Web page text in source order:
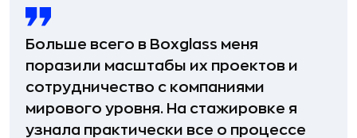
Больше всего в Boxglass меня
поразили масштабы их проектов и
сотрудничество с компаниями
мирового уровня. На стажировке я
узнала практически все о процессе